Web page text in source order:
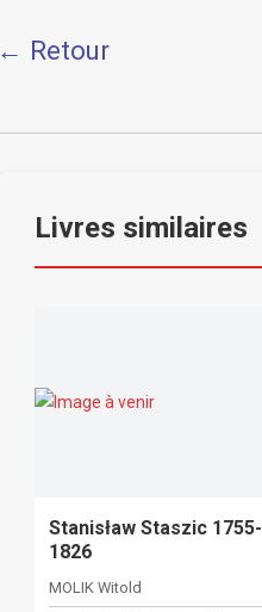
← Retour
Livres similaires
Stanisław Staszic 1755-
1826
MOLIK Witold